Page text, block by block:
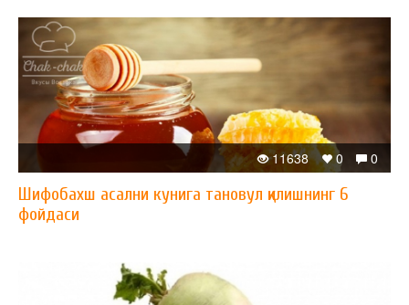
0
0
11638
Шифобахш асални кунига тановул қилишнинг 6
фойдаси